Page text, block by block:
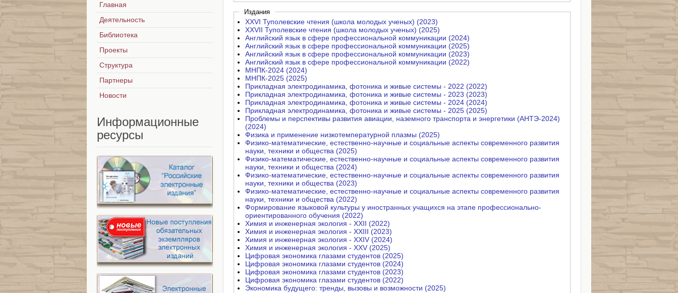
Издания
XXVI Туполевские чтения (школа молодых ученых) (2023)
XXVII Туполевские чтения (школа молодых ученых) (2025)
Английский язык в сфере профессиональной коммуникации (2024)
Английский язык в сфере профессиональной коммуникации (2025)
Английский язык в сфере профессиональной коммуникации (2023)
Английский язык в сфере профессиональной коммуникации (2022)
МНПК-2024 (2024)
МНПК-2025 (2025)
Прикладная электродинамика, фотоника и живые системы - 2022 (2022)
Прикладная электродинамика, фотоника и живые системы - 2023 (2023)
Прикладная электродинамика, фотоника и живые системы - 2024 (2024)
Прикладная электродинамика, фотоника и живые системы - 2025 (2025)
Проблемы и перспективы развития авиации, наземного транспорта и энергетики (АНТЭ-2024)
(2024)
Физика и применение низкотемпературной плазмы (2025)
Физико-математические, естественно-научные и социальные аспекты современного развития
науки, техники и общества (2025)
Физико-математические, естественно-научные и социальные аспекты современного развития
науки, техники и общества (2024)
Физико-математические, естественно-научные и социальные аспекты современного развития
науки, техники и общества (2023)
Физико-математические, естественно-научные и социальные аспекты современного развития
науки, техники и общества (2022)
Формирование языковой культуры у иностранных учащихся на этапе профессионально-
ориентированного обучения (2022)
Химия и инженерная экология - XXII (2022)
Химия и инженерная экология - XXIII (2023)
Химия и инженерная экология - XXIV (2024)
Химия и инженерная экология - XXV (2025)
Цифровая экономика глазами студентов (2025)
Цифровая экономика глазами студентов (2024)
Цифровая экономика глазами студентов (2023)
Цифровая экономика глазами студентов (2022)
Экономика будущего: тренды, вызовы и возможности (2025)
Главная
Деятельность
Библиотека
Проекты
Структура
Партнеры
Новости
Информационные
ресурсы